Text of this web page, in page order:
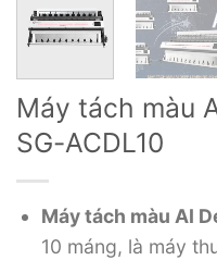
Máy tách màu
SG-ACDL10
Máy tách màu AI
10 máng, là máy